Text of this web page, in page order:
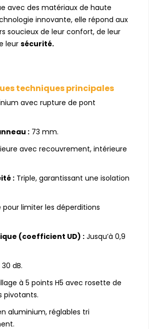
avec des matériaux de haute
innovante, elle répond aux
soucieux de leur confort, de leur
leursécurité.
techniques principales
avec rupture de pont
: 73 mm.
avec recouvrement, intérieure
: Triple, garantissant une isolation
pour limiter les déperditions
(coefficient UD) : Jusqu’à 0,9
30 dB.
à 5 points H5 avec rosette de
pivotants.
aluminium, réglables tri